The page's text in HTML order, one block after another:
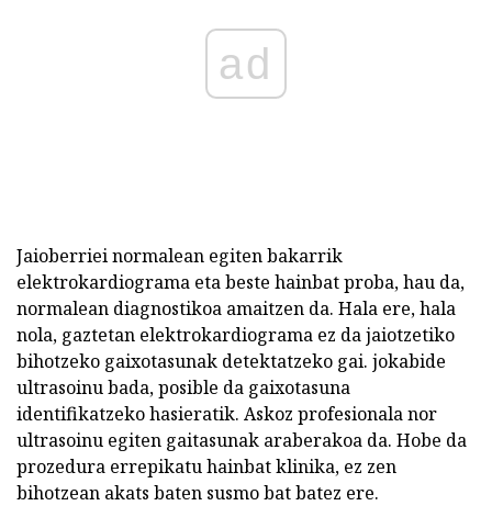
ad
Jaioberriei normalean egiten bakarrik
elektrokardiograma eta beste hainbat proba, hau da,
normalean diagnostikoa amaitzen da. Hala ere, hala
nola, gaztetan elektrokardiograma ez da jaiotzetiko
bihotzeko gaixotasunak detektatzeko gai. jokabide
ultrasoinu bada, posible da gaixotasuna
identifikatzeko hasieratik. Askoz profesionala nor
ultrasoinu egiten gaitasunak araberakoa da. Hobe da
prozedura errepikatu hainbat klinika, ez zen
bihotzean akats baten susmo bat batez ere.